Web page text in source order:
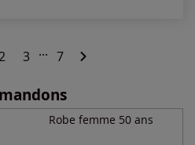
3 ... 7
Robe femme 50 ans